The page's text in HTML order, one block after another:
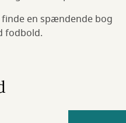
en spændende bog
fodbold.